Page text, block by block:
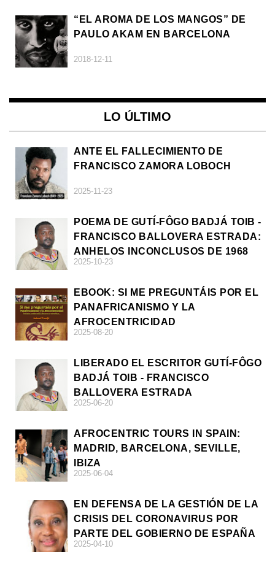
“EL AROMA DE LOS MANGOS” DE
PAULO AKAM EN BARCELONA
2018-12-11
LO ÚLTIMO
ANTE EL FALLECIMIENTO DE
FRANCISCO ZAMORA LOBOCH
2025-11-23
POEMA DE GUTÍ-FÔGO BADJÁ TOIB -
FRANCISCO BALLOVERA ESTRADA:
ANHELOS INCONCLUSOS DE 1968
2025-10-23
EBOOK: SI ME PREGUNTÁIS POR EL
PANAFRICANISMO Y LA
AFROCENTRICIDAD
2025-08-20
LIBERADO EL ESCRITOR GUTÍ-FÔGO
BADJÁ TOIB - FRANCISCO
BALLOVERA ESTRADA
2025-06-20
AFROCENTRIC TOURS IN SPAIN:
MADRID, BARCELONA, SEVILLE,
IBIZA
2025-06-04
EN DEFENSA DE LA GESTIÓN DE LA
CRISIS DEL CORONAVIRUS POR
PARTE DEL GOBIERNO DE ESPAÑA
2025-04-10